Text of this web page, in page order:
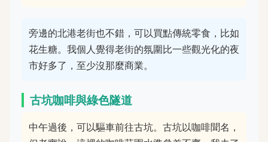
旁邊的北港老街也不錯，可以買點傳統零食，比如
花生糖。我個人覺得老街的氛圍比一些觀光化的夜
市好多了，至少沒那麼商業。
古坑咖啡與綠色隧道
中午過後，可以驅車前往古坑。古坑以咖啡聞名，